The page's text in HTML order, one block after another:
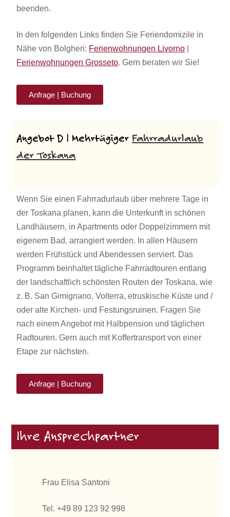
beenden.
In den folgenden Links finden Sie Feriendomizile in
Nähe von Bolgheri: Ferienwohnungen Livorno
Ferienwohnungen Grosseto. Gern beraten wir Sie!
Anfrage | Buchung
Angebot D | MehrtägigerFahrradurlaub
der Toskana
Wenn Sie einen Fahrradurlaub über mehrere Tage in
der Toskana planen, kann die Unterkunft in schönen
Landhäusern, in Apartments oder Doppelzimmern mit
eigenem Bad, arrangiert werden. In allen Häusern
werden Frühstück und Abendessen serviert. Das
Programm beinhaltet tägliche Fahrradtouren entlang
der landschaftlich schönsten Routen der Toskana, wie
z. B. San Gimignano, Volterra, etruskische Küste und /
oder alte Kirchen- und Festungsruinen. Fragen Sie
nach einem Angebot mit Halbpension und täglichen
Radtouren. Gern auch mit Koffertransport von einer
Etape zur nächsten.
Anfrage | Buchung
Ihre Ansprechpartner
Frau Elisa Santoni
Tel. +49 89 123 92 998